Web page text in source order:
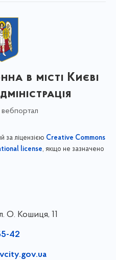
в місті Києві
вебпортал
за ліцензією Creative Commons
license, якщо не зазначено
О. Кошиця, 11
42